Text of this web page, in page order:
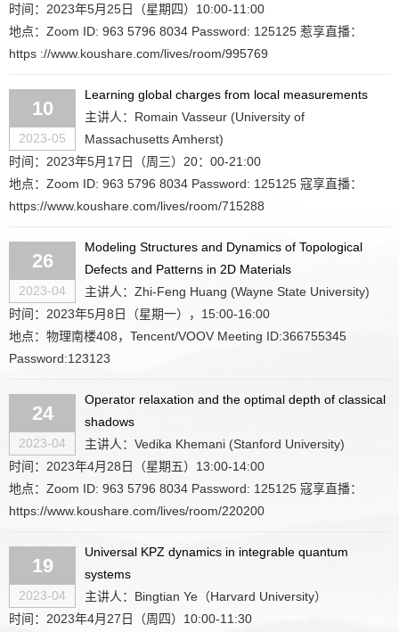
时间：2023年5月25日（星期四）10:00-11:00
地点：Zoom ID: 963 5796 8034 Password: 125125 惹享直播：
https ://www.koushare.com/lives/room/995769
10
2023-05
Learning global charges from local measurements
主讲人：Romain Vasseur (University of
Massachusetts Amherst)
时间：2023年5月17日（周三）20：00-21:00
地点：Zoom ID: 963 5796 8034 Password: 125125 寇享直播：
https://www.koushare.com/lives/room/715288
26
2023-04
Modeling Structures and Dynamics of Topological
Defects and Patterns in 2D Materials
主讲人：Zhi-Feng Huang (Wayne State University)
时间：2023年5月8日（星期一），15:00-16:00
地点：物理南楼408，Tencent/VOOV Meeting ID:366755345
Password:123123
24
2023-04
Operator relaxation and the optimal depth of classical
shadows
主讲人：Vedika Khemani (Stanford University)
时间：2023年4月28日（星期五）13:00-14:00
地点：Zoom ID: 963 5796 8034 Password: 125125 寇享直播：
https://www.koushare.com/lives/room/220200
19
2023-04
Universal KPZ dynamics in integrable quantum
systems
主讲人：Bingtian Ye（Harvard University）
时间：2023年4月27日（周四）10:00-11:30